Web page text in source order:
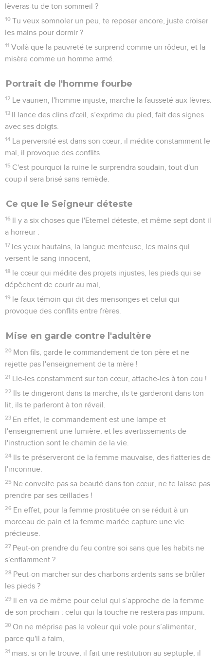
lèveras-tu de ton sommeil ?
10 Tu veux somnoler un peu, te reposer encore, juste croiser
les mains pour dormir ?
11 Voilà que la pauvreté te surprend comme un rôdeur, et la
misère comme un homme armé.
Portrait de l'homme fourbe
12 Le vaurien, l'homme injuste, marche la fausseté aux lèvres.
13 Il lance des clins d'œil, s’exprime du pied, fait des signes
avec ses doigts.
14 La perversité est dans son cœur, il médite constamment le
mal, il provoque des conflits.
15 C'est pourquoi la ruine le surprendra soudain, tout d'un
coup il sera brisé sans remède.
Ce que le Seigneur déteste
16 Il y a six choses que l'Eternel déteste, et même sept dont il
a horreur :
17 les yeux hautains, la langue menteuse, les mains qui
versent le sang innocent,
18 le cœur qui médite des projets injustes, les pieds qui se
dépêchent de courir au mal,
19 le faux témoin qui dit des mensonges et celui qui
provoque des conflits entre frères.
Mise en garde contre l'adultère
20 Mon fils, garde le commandement de ton père et ne
rejette pas l'enseignement de ta mère !
21 Lie-les constamment sur ton cœur, attache-les à ton cou !
22 Ils te dirigeront dans ta marche, ils te garderont dans ton
lit, ils te parleront à ton réveil.
23 En effet, le commandement est une lampe et
l'enseignement une lumière, et les avertissements de
l'instruction sont le chemin de la vie.
24 Ils te préserveront de la femme mauvaise, des flatteries de
l'inconnue.
25 Ne convoite pas sa beauté dans ton cœur, ne te laisse pas
prendre par ses œillades !
26 En effet, pour la femme prostituée on se réduit à un
morceau de pain et la femme mariée capture une vie
précieuse.
27 Peut-on prendre du feu contre soi sans que les habits ne
s'enflamment ?
28 Peut-on marcher sur des charbons ardents sans se brûler
les pieds ?
29 Il en va de même pour celui qui s’approche de la femme
de son prochain : celui qui la touche ne restera pas impuni.
30 On ne méprise pas le voleur qui vole pour s’alimenter,
parce qu'il a faim,
31 mais, si on le trouve, il fait une restitution au septuple, il